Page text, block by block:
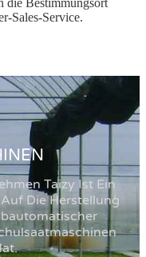
Sales-Service.
Taizy Ist Ein
Die Herstellung